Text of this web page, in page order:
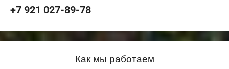
+7 921 027-89-78
Как мы работаем